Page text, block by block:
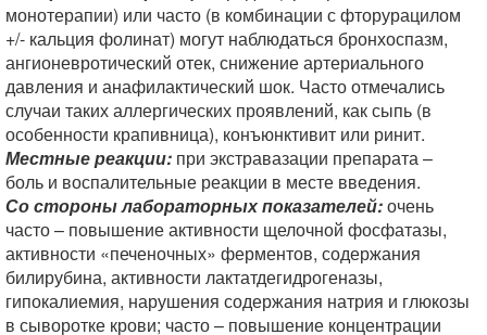
монотерапии) или часто (в комбинации с фторурацилом
+/- кальция фолинат) могут наблюдаться бронхоспазм,
ангионевротический отек, снижение артериального
давления и анафилактический шок. Часто отмечались
случаи таких аллергических проявлений, как сыпь (в
особенности крапивница), конъюнктивит или ринит.
Местные реакции: при экстравазации препарата –
боль и воспалительные реакции в месте введения.
Со стороны лабораторных показателей:очень
часто – повышение активности щелочной фосфатазы,
активности «печеночных» ферментов, содержания
билирубина, активности лактатдегидрогеназы,
гипокалиемия, нарушения содержания натрия и глюкозы
в сыворотке крови; часто – повышение концентрации